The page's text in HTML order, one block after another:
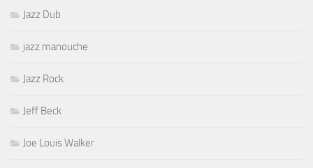
Jazz Dub
jazz manouche
Jazz Rock
Jeff Beck
Joe Louis Walker